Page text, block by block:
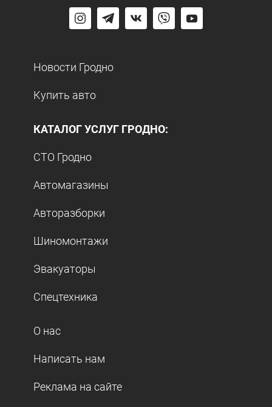
Новости Гродно
Купить авто
КАТАЛОГ УСЛУГ ГРОДНО:
СТО Гродно
Автомагазины
Авторазборки
Шиномонтажи
Эвакуаторы
Спецтехника
О нас
Написать нам
Реклама на сайте